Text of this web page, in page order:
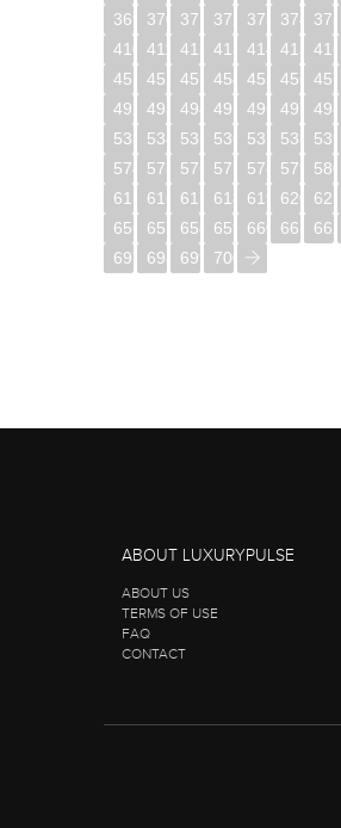
369
370 371 372 373 374 375
410
411 412 413 414 415 416
451
452 453 454 455 456 457
492
493 494 495 496 497 498
533
534 535 536 537 538 539
574
575 576 577 578 579 580
615
616 617 618 619 620 621
656
657 658 659 660 661 662
697
698 699 700
ABOUT LUXURYPULSE
ABOUT US
TERMS OF USE
FAQ
CONTACT